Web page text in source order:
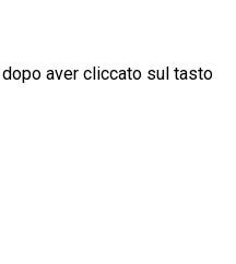
aver cliccato sul tasto